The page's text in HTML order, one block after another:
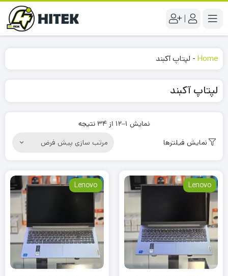
|
Home
- لپتاپ آکبند
لپتاپ آکبند
نمایش 1–12 از 34 نتیجه
نمایش فیلترها
Lenovo
Lenovo